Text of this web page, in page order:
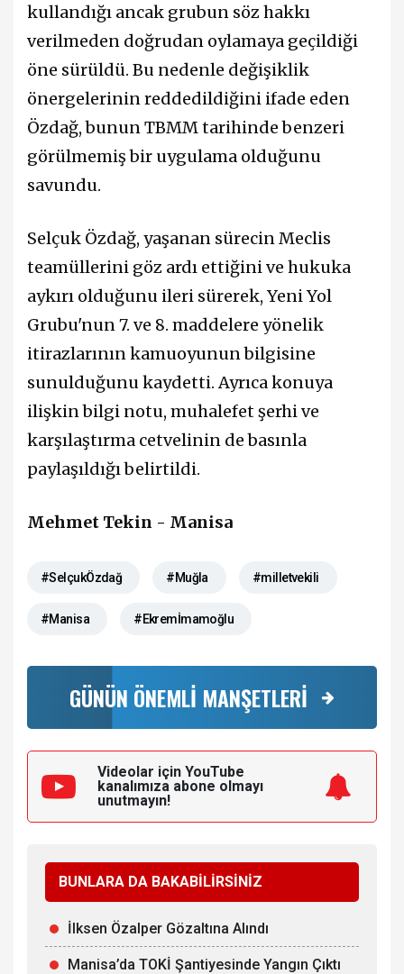
kullandığı ancak grubun söz hakkı
verilmeden doğrudan oylamaya geçildiği
öne sürüldü. Bu nedenle değişiklik
önergelerinin reddedildiğini ifade eden
Özdağ, bunun TBMM tarihinde benzeri
görülmemiş bir uygulama olduğunu
savundu.
Selçuk Özdağ, yaşanan sürecin Meclis
teamüllerini göz ardı ettiğini ve hukuka
aykırı olduğunu ileri sürerek, Yeni Yol
Grubu'nun 7. ve 8. maddelere yönelik
itirazlarının kamuoyunun bilgisine
sunulduğunu kaydetti. Ayrıca konuya
ilişkin bilgi notu, muhalefet şerhi ve
karşılaştırma cetvelinin de basınla
paylaşıldığı belirtildi.
Mehmet Tekin - Manisa
#SelçukÖzdağ #Muğla #milletvekili
#Manisa #Ekremİmamoğlu
GÜNÜN ÖNEMLİ MANŞETLERİ
Videolar için YouTube
kanalımıza abone olmayı
unutmayın!
BUNLARA DA BAKABİLİRSİNİZ
İlksen Özalper Gözaltına Alındı
Manisa’da TOKİ Şantiyesinde Yangın Çıktı